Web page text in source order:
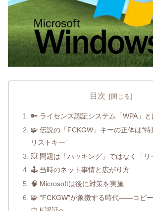
目次
🔑 ライセンス認証システム「WPA」と
🧩 伝説の「FCKGW」キーの正体は“特
リストキー”
💥 問題は「ハッキング」ではなく「リ
🕹️ 当時のネット事情と広がり方
🧠 Microsoftは後に対策を実施
🧩 “FCKGW”が象徴する時代――コピ